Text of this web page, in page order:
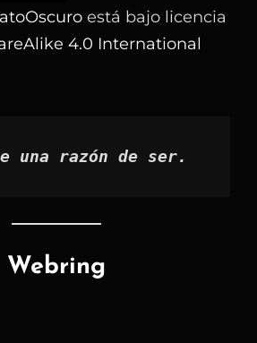
está bajo licencia
4.0 International
una razón de ser.
Webring